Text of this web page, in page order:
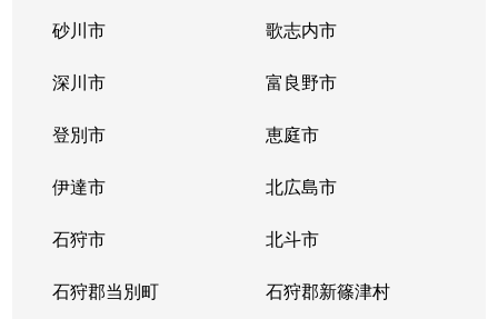
砂川市 歌志内市
深川市 富良野市
登別市 恵庭市
伊達市 北広島市
石狩市 北斗市
石狩郡当別町 石狩郡新篠津村